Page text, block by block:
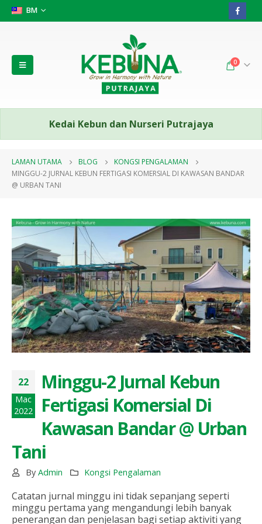
BM
0
Kedai Kebun dan Nurseri Putrajaya
LAMAN UTAMA BLOG
KONGSI PENGALAMAN
MINGGU-2 JURNAL KEBUN FERTIGASI KOMERSIAL DI KAWASAN BANDAR
@ URBAN TANI
22
Mac
2022
Minggu-2 Jurnal Kebun
Fertigasi Komersial Di
Kawasan Bandar @ Urban
Tani
By Admin Kongsi Pengalaman
Catatan jurnal minggu ini tidak sepanjang seperti
minggu pertama yang mengandungi lebih banyak
penerangan dan penjelasan bagi setiap aktiviti yang